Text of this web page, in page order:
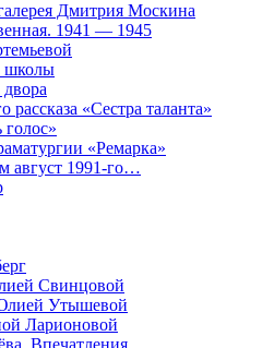
Дмитрия Москина
1941 — 1945
школы
рассказа «Сестра таланта»
«Ремарка»
август 1991-го…
Свинцовой
Утышевой
Ларионовой